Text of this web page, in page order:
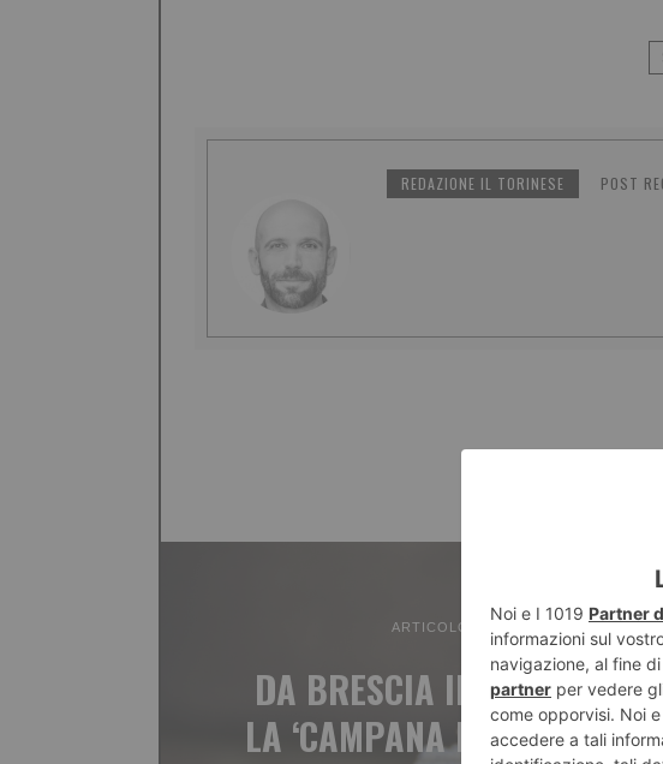
REDAZIONE IL TORINESE POST
ARTICOLO PRECEDENTE
DA BRESCIA IN DONO A
LA ‘CAMPANA DELLA